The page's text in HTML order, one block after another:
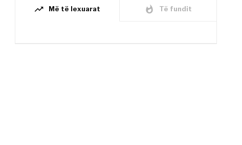
trending_up Më të lexuarat whatshot Të fundit